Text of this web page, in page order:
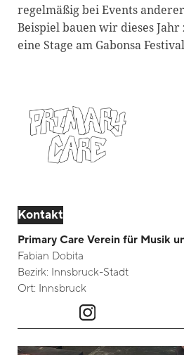
regelmäßig bei Events
Beispiel bauen wir dieses
eine Stage am Gabonsa
Kontakt
Primary Care Verein für Musik
Fabian Dobita
Bezirk: Innsbruck-Stadt
Ort: Innsbruck